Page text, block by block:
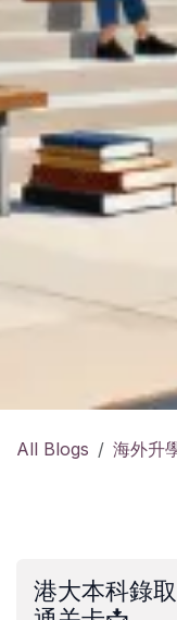
All Blogs 海外升
港大本科錄